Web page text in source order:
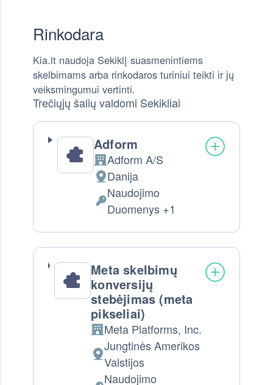
Rinkodara
Kia.lt naudoja Sekiklį suasmenintiems
skelbimams arba rinkodaros turiniui teikti ir jų
veiksmingumui vertinti.
Trečiųjų šalių valdomi Sekikliai
Adform
Company:
Adform A/S
Tvarkymo vieta:
Danija
Tvarkomi Asmens Duomenys:
Naudojimo
Duomenys +1
Meta skelbimų
konversijų
stebėjimas (meta
pikseliai)
Company:
Meta Platforms, Inc.
Tvarkymo vieta:
Jungtinės Amerikos
Valstijos
Naudojimo